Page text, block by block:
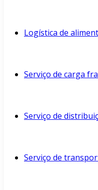
Logística de
Serviço de carga
Serviço de
Serviço de